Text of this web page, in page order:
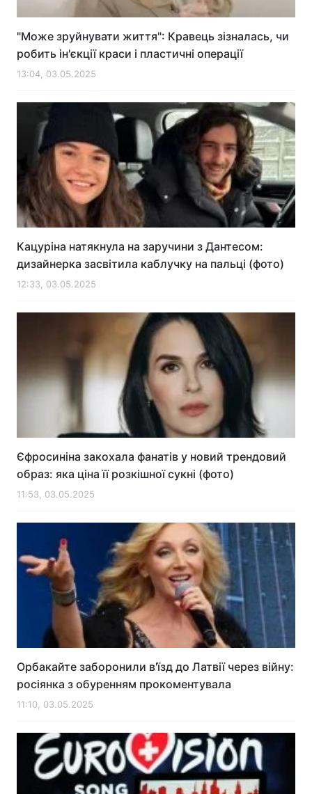
"Може зруйнувати життя": Кравець зізналась, чи
робить ін'єкції краси і пластичні операції
13:04, 03.05.2025
Кацуріна натякнула на заручини з Дантесом:
дизайнерка засвітила каблучку на пальці (фото)
12:33, 03.05.2025
Єфросиніна закохала фанатів у новий трендовий
образ: яка ціна її розкішної сукні (фото)
11:53, 03.05.2025
Орбакайте заборонили в'їзд до Латвії через війну:
росіянка з обуренням прокоментувала
11:10, 03.05.2025